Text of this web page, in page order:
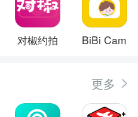
对椒约拍 BiBi Cam
更多